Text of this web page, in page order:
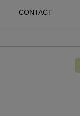
CONTACT